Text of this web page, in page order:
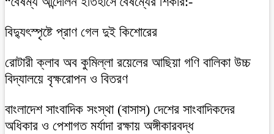
বিদ্যুৎস্পৃষ্টে প্রাণ গেল দুই কিশোরের
রোটারী ক্লাব অব কুমিল্লা রয়েলের আছিয়া গণি বালিকা উচ্চ
বিদ্যালয়ে বৃক্ষরোপন ও বিতরণ
বাংলাদেশ সাংবাদিক সংস্থা (বাসাস) দেশের সাংবাদিকদের
অধিকার ও পেশাগত মর্যাদা রক্ষায় অঙ্গীকারবদ্ধ